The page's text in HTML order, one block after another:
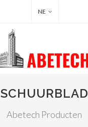
NE
SCHUURBLAD
Abetech Producten